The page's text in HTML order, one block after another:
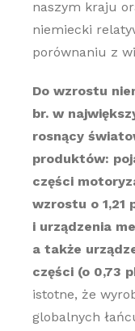
naszym kraju
niemiecki
porównaniu z
Do wzrostu
br. w
rosnący
produktów:
części
wzrostu o 1,21
i urządzenia
a także
części (o 0,73
istotne, że
globalnych